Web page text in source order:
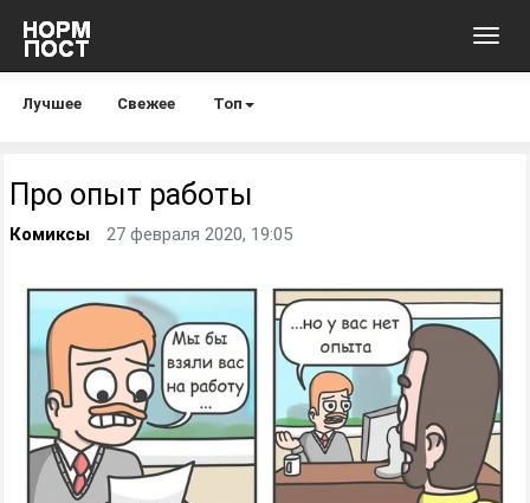
Лучшее Свежее Топ
Про опыт работы
Комиксы 27 февраля 2020, 19:05